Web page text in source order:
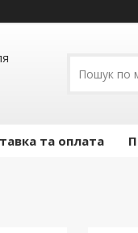
та оплата